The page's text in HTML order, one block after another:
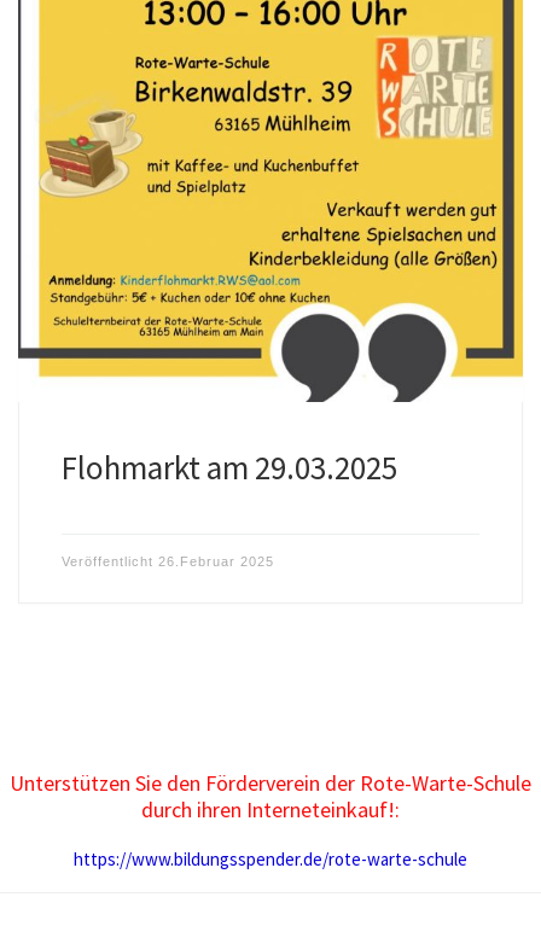
Flohmarkt am 29.03.2025
Veröffentlicht 26.Februar 2025
Unterstützen Sie den Förderverein der Rote-Warte-Schule
durch ihren Interneteinkauf!:
https://www.bildungsspender.de/rote-warte-schule